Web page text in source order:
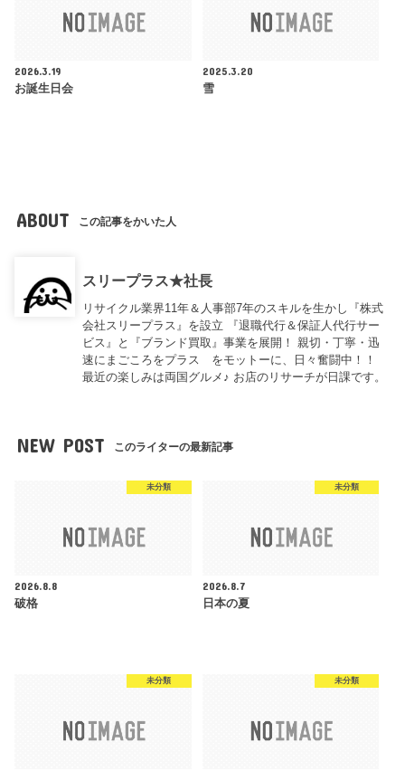
2026.3.19
お誕生日会
2025.3.20
雪
ABOUT この記事をかいた人
スリープラス★社長
リサイクル業界11年＆人事部7年のスキルを生かし『株式
会社スリープラス』を設立 『退職代行＆保証人代行サー
ビス』と『ブランド買取』事業を展開！ 親切・丁寧・迅
速にまごころをプラス をモットーに、日々奮闘中！！
最近の楽しみは両国グルメ♪ お店のリサーチが日課です。
NEW POST このライターの最新記事
未分類
2026.8.8
破格
未分類
2026.8.7
日本の夏
未分類 未分類